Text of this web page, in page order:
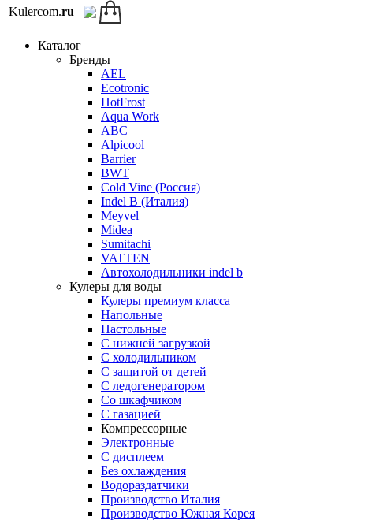
Kulercom.ru
Каталог
Бренды
AEL
Ecotronic
HotFrost
Aqua Work
ABC
Alpicool
Barrier
BWT
Cold Vine (Россия)
Indel B (Италия)
Meyvel
Midea
Sumitachi
VATTEN
Автохолодильники indel b
Кулеры для воды
Кулеры премиум класса
Напольные
Настольные
С нижней загрузкой
С холодильником
С защитой от детей
С ледогенератором
Со шкафчиком
С газацией
Компрессорные
Электронные
С дисплеем
Без охлаждения
Водораздатчики
Производство Италия
Производство Южная Корея